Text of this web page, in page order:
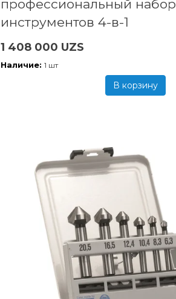
профессиональный набор
инструментов 4-в-1
1 408 000 UZS
Наличие: 1 шт
В корзину